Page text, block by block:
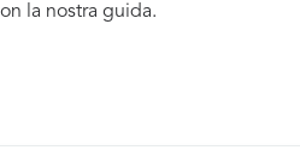
la nostra guida.